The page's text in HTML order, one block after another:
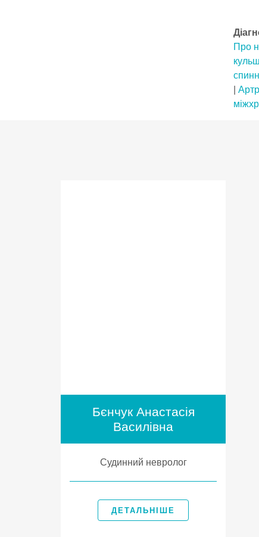
Про
Бєнчук Анастасія
Василівна
Судинний невролог
ДЕТАЛЬНІШЕ